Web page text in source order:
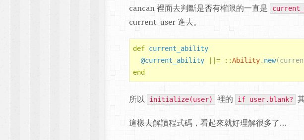
cancan 裡面去判斷是否有權限的一直是
current_user 進去。
def current_ability
@current_ability
||= ::Ability. new(
end
所以 initialize(user) 裡的 if user.blank?
這樣去解讀程式碼，看起來就好理解很多了…